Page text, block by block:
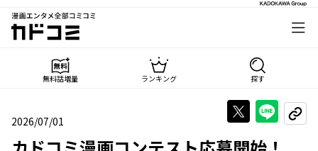
漫画エンタメ全部コミコミ
カドコミ
無料話増量 ランキング 探す
2026/07/01
2026年07月01日
Xで投稿する
LINE
URL